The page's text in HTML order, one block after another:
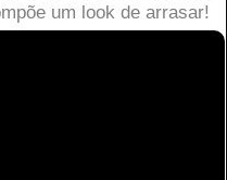
um look de arrasar!